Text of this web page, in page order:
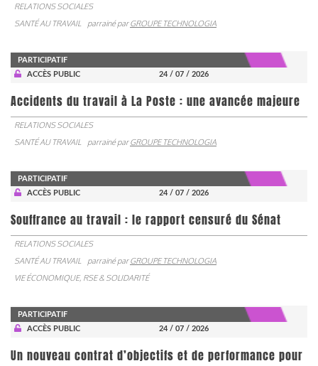
RELATIONS SOCIALES
SANTÉ AU TRAVAIL
parrainé parGROUPE TECHNOLOGIA
PARTICIPATIF
ACCÈS PUBLIC
24 / 07 / 2026
Accidents du travail à La Poste : une avancée majeure
RELATIONS SOCIALES
SANTÉ AU TRAVAIL
parrainé parGROUPE TECHNOLOGIA
PARTICIPATIF
ACCÈS PUBLIC
24 / 07 / 2026
Souffrance au travail : le rapport censuré du Sénat
RELATIONS SOCIALES
SANTÉ AU TRAVAIL
parrainé parGROUPE TECHNOLOGIA
VIE ÉCONOMIQUE, RSE & SOLIDARITÉ
PARTICIPATIF
ACCÈS PUBLIC
24 / 07 / 2026
Un nouveau contrat d’objectifs et de performance pour